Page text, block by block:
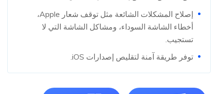
إصلاح المشكلات الشائعة مثل توقف شعار Apple،
أخطاء الشاشة السوداء، ومشاكل الشاشة التي لا
تستجيب.
توفر طريقة آمنة لتقليص إصدارات iOS.